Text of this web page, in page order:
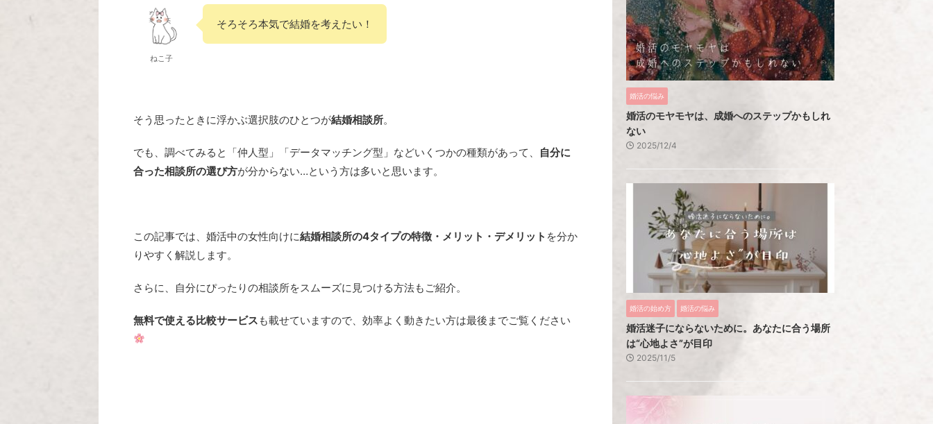
ねこ子
そろそろ本気で結婚を考えたい！
そう思ったときに浮かぶ選択肢のひとつが結婚相談所。
でも、調べてみると「仲人型」「データマッチング型」などいくつかの種類があって、
自分に
合った相談所の選び方が分からない…という方は多いと思います。
この記事では、婚活中の女性向けに結婚相談所の4タイプの特徴・メリット・デメリット を分か
りやすく解説します。
さらに、自分にぴったりの相談所をスムーズに見つける方法もご紹介。
無料で使える比較サービス も載せていますので、効率よく動きたい方は最後までご覧ください
婚活の悩み
婚活のモヤモヤは、成婚へのステップかもしれ
ない
2025/12/4
婚活の始め方 婚活の悩み
婚活迷子にならないために。あなたに合う場所
は“心地よさ”が目印
2025/11/5